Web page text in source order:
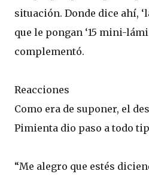
situación. Donde dice ahí,
que le pongan ‘15 mini-
complementó.
Reacciones
Como era de suponer, el
Pimienta dio paso a todo
“Me alegro que estés